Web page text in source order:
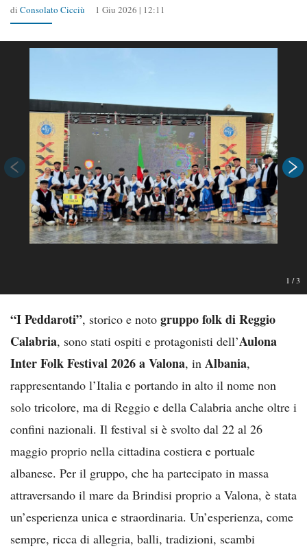
di Consolato Cicciù 1 Giu 2026 | 12:11
1 /3
“I Peddaroti”, storico e noto gruppo folk di Reggio
Calabria, sono stati ospiti e protagonisti dell’Aulona
Inter Folk Festival 2026 a Valona, in Albania,
rappresentando l’Italia e portando in alto il nome non
solo tricolore, ma di Reggio e della Calabria anche oltre i
confini nazionali. Il festival si è svolto dal 22 al 26
maggio proprio nella cittadina costiera e portuale
albanese. Per il gruppo, che ha partecipato in massa
attraversando il mare da Brindisi proprio a Valona, è stata
un’esperienza unica e straordinaria. Un’esperienza, come
sempre, ricca di allegria, balli, tradizioni, scambi